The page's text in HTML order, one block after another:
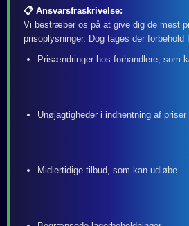
📋 Ansvarsfraskrivelse:
Vi bestræber os på at give dig de mest
prisoplysninger. Dog tages der forbehold
Prisændringer hos forhandlere, som
Unøjagtigheder i indhentning af
Midlertidige tilbud, som kan udløbe